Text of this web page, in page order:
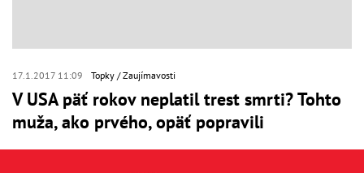
17.1.2017 11:09 Topky Zaujímavosti
V USA päť rokov neplatil trest smrti? Tohto
muža, ako prvého, opäť popravili